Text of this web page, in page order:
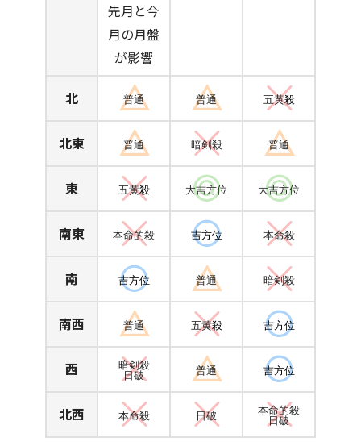
先月と今
月の月盤
が影響
北 普通 普通 五黄殺
北東 普通 暗剣殺 普通
東 五黄殺 大吉方位 大吉方位
南東 本命的殺 吉方位 本命殺
南 吉方位 普通 暗剣殺
南西 普通 五黄殺 吉方位
西
暗剣殺
日破
普通 吉方位
北西 本命殺 日破
本命的殺
日破